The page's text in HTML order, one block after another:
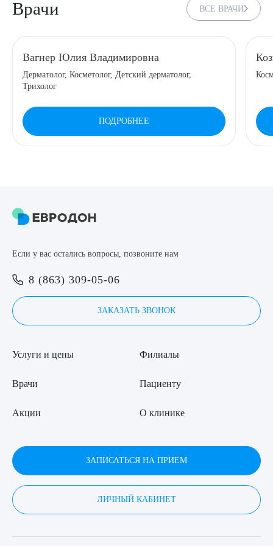
ЗАКАЗАТЬ ЗВОНОК
Врачи ВСЕ ВРАЧИ
Вагнер Юлия Владимировна
Дерматолог, Косметолог, Детский дерматолог,
Трихолог
ПОДРОБНЕЕ
Если у вас остались вопросы, позвоните нам
8 (863) 309-05-06
ЗАКАЗАТЬ ЗВОНОК
Услуги и цены
Врачи
Акции
Филиалы
Пациенту
О клинике
ЗАПИСАТЬСЯ НА ПРИЕМ
ЛИЧНЫЙ КАБИНЕТ